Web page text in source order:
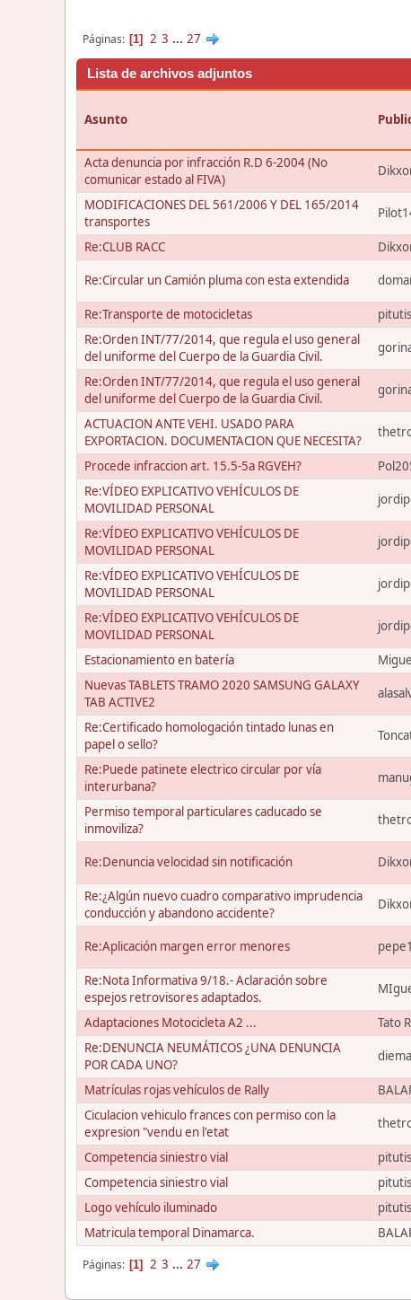
Páginas 1 2 3 ... 27
Lista de archivos adjuntos
Asunto
Acta denuncia por infracción R.D 6-2004 (No
comunicar estado al FIVA)
MODIFICACIONES DEL 561/2006 Y DEL 165/2014
transportes
Re:CLUB RACC
Re:Circular un Camión pluma con esta extendida
Re:Transporte de motocicletas pitutis
Re:Orden INT/77/2014, que regula el uso general
del uniforme del Cuerpo de la Guardia Civil.
Re:Orden INT/77/2014, que regula el uso general
del uniforme del Cuerpo de la Guardia Civil.
ACTUACION ANTE VEHI. USADO PARA
EXPORTACION. DOCUMENTACION QUE NECESITA?
Procede infraccion art. 15.5-5a RGVEH?
Re:VÍDEO EXPLICATIVO VEHÍCULOS DE
MOVILIDAD PERSONAL
Re:VÍDEO EXPLICATIVO VEHÍCULOS DE
MOVILIDAD PERSONAL
Re:VÍDEO EXPLICATIVO VEHÍCULOS DE
MOVILIDAD PERSONAL
Re:VÍDEO EXPLICATIVO VEHÍCULOS DE
MOVILIDAD PERSONAL
Estacionamiento en batería
Nuevas TABLETS TRAMO 2020 SAMSUNG GALAXY
TAB ACTIVE2
Re:Certificado homologación tintado lunas en
papel o sello?
Re:Puede patinete electrico circular por vía
interurbana?
Permiso temporal particulares caducado se
inmoviliza?
Re:Denuncia velocidad sin notificación
Re:¿Algún nuevo cuadro comparativo imprudencia
conducción y abandono accidente?
Re:Aplicación margen error menores
Re:Nota Informativa 9/18.- Aclaración sobre
espejos retrovisores adaptados.
Adaptaciones Motocicleta A2 ...
Tato
Re:DENUNCIA NEUMÁTICOS ¿UNA DENUNCIA
POR CADA UNO?
Matrículas rojas vehículos de Rally
Ciculacion vehiculo frances con permiso con la
expresion "vendu en l'etat
Competencia siniestro vial pitutis
Competencia siniestro vial
pitutis
Logo vehículo iluminado
pitutis
Matricula temporal Dinamarca.
Páginas 1 2 3 ... 27